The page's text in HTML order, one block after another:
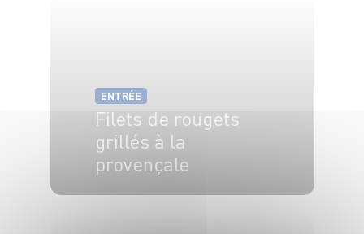
ENTRÉE
Filets de rougets
grillés à la
provençale